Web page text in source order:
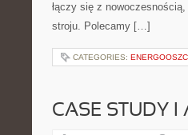
łączy się z
stroju. Polecamy […]
CATEGORIES:
CASE STUDY I